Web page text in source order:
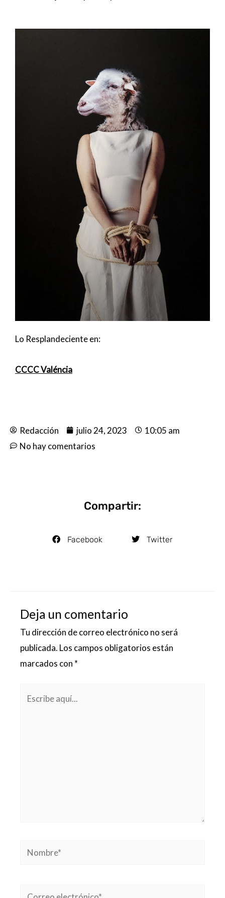
Lo Resplandeciente en:
CCCC Valéncia
Redacción julio 24, 2023
10:05 am
No hay comentarios
Compartir:
Facebook Twitter
Deja un comentario
Tu dirección de correo electrónico no será
publicada. Los campos obligatorios están
marcados con *
Nombre*
Correo